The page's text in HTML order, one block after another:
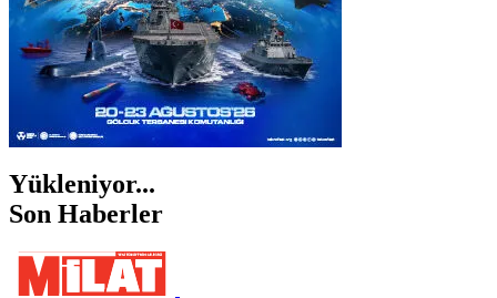
Yükleniyor...
Son Haberler